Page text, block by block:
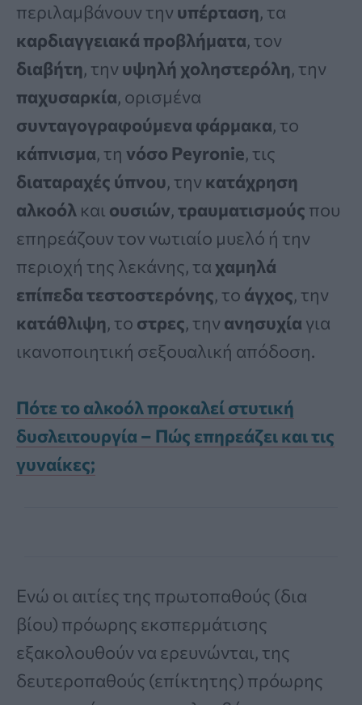
περιλαμβάνουν την υπέρταση, τα
καρδιαγγειακά προβλήματα, τον
διαβήτη, την υψηλή χοληστερόλη, την
παχυσαρκία, ορισμένα
συνταγογραφούμενα φάρμακα, το
κάπνισμα, τη νόσο Peyronie, τις
διαταραχές ύπνου, την κατάχρηση
αλκοόλ και ουσιών,τραυματισμούς που
επηρεάζουν τον νωτιαίο μυελό ή την
περιοχή της λεκάνης, τα χαμηλά
επίπεδα τεστοστερόνης, το άγχος, την
κατάθλιψη, το στρες, την ανησυχία για
ικανοποιητική σεξουαλική απόδοση.
Πότε το αλκοόλ προκαλεί στυτική
δυσλειτουργία – Πώς επηρεάζει και τις
γυναίκες;
Ενώ οι αιτίες της πρωτοπαθούς (δια
βίου) πρόωρης εκσπερμάτισης
εξακολουθούν να ερευνώνται, της
δευτεροπαθούς (επίκτητης) πρόωρης